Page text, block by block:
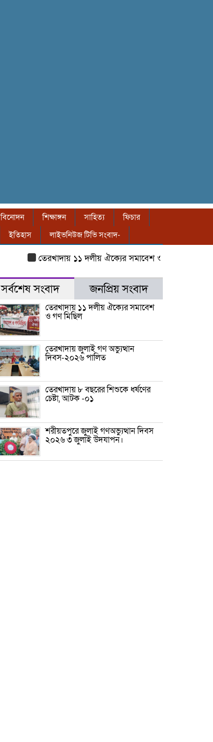
বিনোদন শিক্ষাঙ্গন সাহিত্য
ফিচার
ইতিহাস লাইভনিউজ টিভি সংবাদ-
তেরখাদায় ১১ দলীয় ঐক্যের সমাবেশ ও গণ মিছিল
সর্বশেষ সংবাদ জনপ্রিয় সংবাদ
তেরখাদায় ১১ দলীয় ঐক্যের সমাবেশ
ও গণ মিছিল
তেরখাদায় জুলাই গণ অভ্যুত্থান
দিবস-২০২৬ পালিত
তেরখাদায় ৮ বছরের শিশুকে ধর্ষণের
চেষ্টা, আটক -০১
শরীয়তপুরে জুলাই গণঅভ্যুত্থান দিবস
২০২৬ ৩ জুলাই উদযাপন।